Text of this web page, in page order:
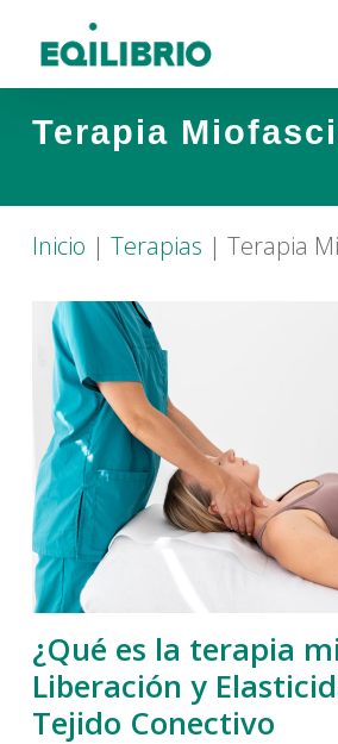
main
contentTerapia
Inicio | Terapias | Terapia
¿Qué es la terapia
Liberación y
Tejido Conectivo